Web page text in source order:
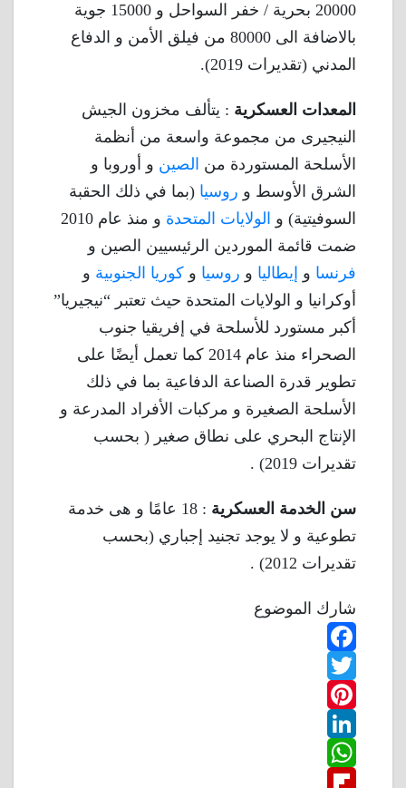
20000 بحرية / خفر السواحل و 15000 جوية
بالاضافة الى 80000 من فيلق الأمن و الدفاع
المدني (تقديرات 2019).
المعدات العسكرية : يتألف مخزون الجيش
النيجيرى من مجموعة واسعة من أنظمة
الأسلحة المستوردة من الصين و أوروبا و
الشرق الأوسط و روسيا (بما في ذلك الحقبة
السوفيتية) و الولايات المتحدة
و منذ عام 2010
ضمت قائمة الموردين الرئيسيين الصين و
فرنسا و إيطاليا و روسيا و كوريا الجنوبية و
أوكرانيا و الولايات المتحدة حيث تعتبر “نيجيريا”
أكبر مستورد للأسلحة في إفريقيا جنوب
الصحراء منذ عام 2014 كما تعمل أيضًا على
تطوير قدرة الصناعة الدفاعية بما في ذلك
الأسلحة الصغيرة و مركبات الأفراد المدرعة و
الإنتاج البحري على نطاق صغير ( بحسب
تقديرات 2019) .
سن الخدمة العسكرية
: 18 عامًا و هى خدمة
تطوعية و لا يوجد تجنيد إجباري (بحسب
تقديرات 2012) .
شارك الموضوع
F
a
c
e
b
T
w
i
P
i
n
L
W